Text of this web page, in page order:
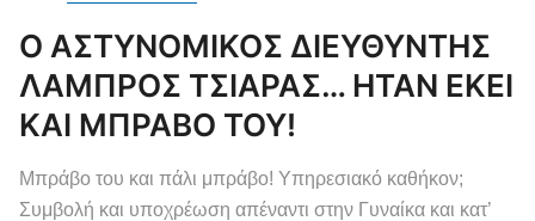
Ο ΑΣΤΥΝΟΜΙΚΟΣ ΔΙΕΥΘΥΝΤΗΣ
ΛΑΜΠΡΟΣ ΤΣΙΑΡΑΣ… ΗΤΑΝ ΕΚΕΙ
ΚΑΙ ΜΠΡΑΒΟ ΤΟΥ!
Μπράβο του και πάλι μπράβο! Υπηρεσιακό καθήκον;
Συμβολή και υποχρέωση απέναντι στην Γυναίκα και κατ’